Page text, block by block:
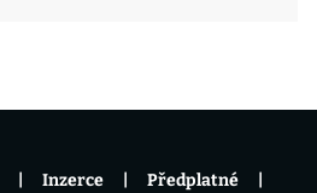
Inzerce Předplatné